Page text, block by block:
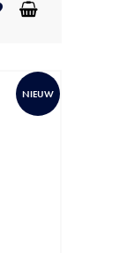
NIEUW